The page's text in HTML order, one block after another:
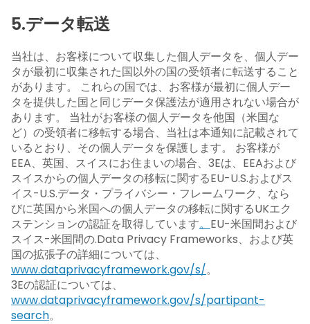
5.データ転送
当社は、お客様について収集した個人データを、個人デー
タが最初に収集された国以外の国の受領者に転送すること
があります。 これらの国では、お客様が最初に個人デー
タを提供した国と同じデータ保護法が適用されない場合が
あります。 当社がお客様の個人データを他国（米国な
ど）の受領者に移転する場合、当社は本通知に記載されて
いるとおり、その個人データを保護します。 お客様が
EEA、英国、スイスにお住まいの場合、3Eは、EEAおよび
スイスからの個人データの移転に関するEU-U.S.およびス
イス-U.S.データ・プライバシー・フレームワーク、なら
びに英国から米国への個人データの移転に関するUKエク
ステンションの認証を取得しています。 EU-米国間および
スイス-米国間の.Data Privacy Frameworks、および英
国の拡張子の詳細については、
www.dataprivacyframework.gov/s/。
3Eの認証については、
www.dataprivacyframework.gov/s/partipant-
search。